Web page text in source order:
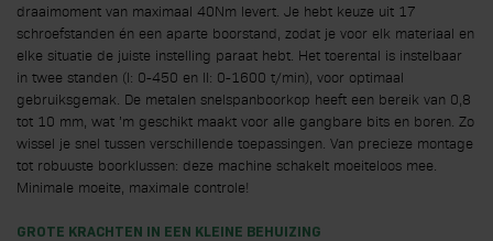
draaimoment van maximaal 40Nm levert. Je hebt keuze uit 17
schroefstanden én een aparte boorstand, zodat je voor elk materiaal en
elke situatie de juiste instelling paraat hebt. Het toerental is instelbaar
in twee standen (I: 0-450 en II: 0-1600 t/min), voor optimaal
gebruiksgemak. De metalen snelspanboorkop heeft een bereik van 0,8
tot 10 mm, wat ’m geschikt maakt voor alle gangbare bits en boren. Zo
wissel je snel tussen verschillende toepassingen. Van precieze montage
tot robuuste boorklussen: deze machine schakelt moeiteloos mee.
Minimale moeite, maximale controle!
GROTE KRACHTEN IN EEN KLEINE BEHUIZING